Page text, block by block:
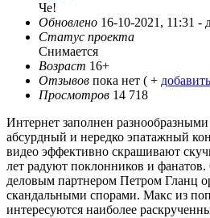
Че!
Обновлено 16-10-2021, 11:31 -
Статус проекта
Снимается
Возраст 16+
Отзывов пока нет ( +
Просмотров 14 718
Интернет заполнен
абсурдный и нередко эпатажный
видео эффективно скрашивают
лет радуют поклонников и
деловым партнером Петром Гланц
скандальными спорами. Макс из
интересуются наиболее